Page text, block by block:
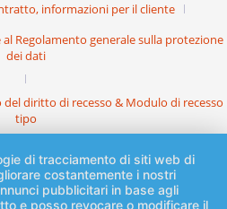
informazioni per il cliente
Regolamento generale sulla protezione
dei dati
del diritto di recesso & Modulo di recesso
tipo
di tracciamento di siti web di
costantemente i nostri
pubblicitari in base agli
e posso revocare o modificare il